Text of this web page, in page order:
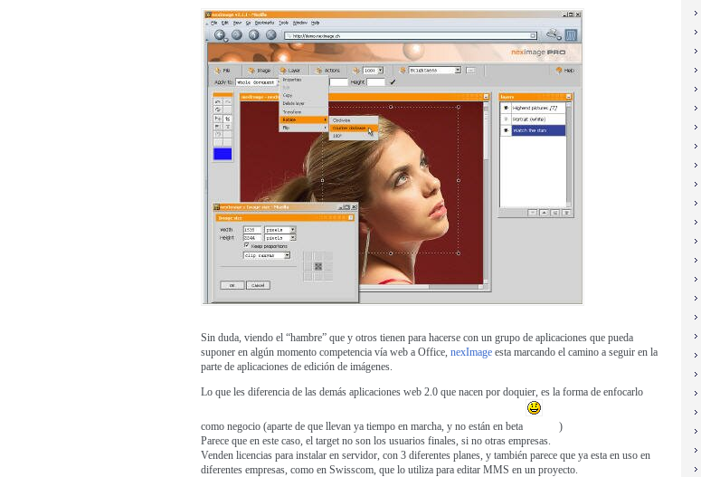
Sin duda, viendo el “hambre” que y otros tienen para hacerse con un grupo de aplicaciones que pueda
suponer en algún momento competencia vía web a Office, nexImage esta marcando el camino a seguir en la
parte de aplicaciones de edición de imágenes.
Lo que les diferencia de las demás aplicaciones web 2.0 que nacen por doquier, es la forma de enfocarlo
como negocio (aparte de que llevan ya tiempo en marcha, y no están en beta
)
Parece que en este caso, el target no son los usuarios finales, si no otras empresas.
Venden licencias para instalar en servidor, con 3 diferentes planes, y también parece que ya esta en uso en
diferentes empresas, como en Swisscom, que lo utiliza para editar MMS en un proyecto.